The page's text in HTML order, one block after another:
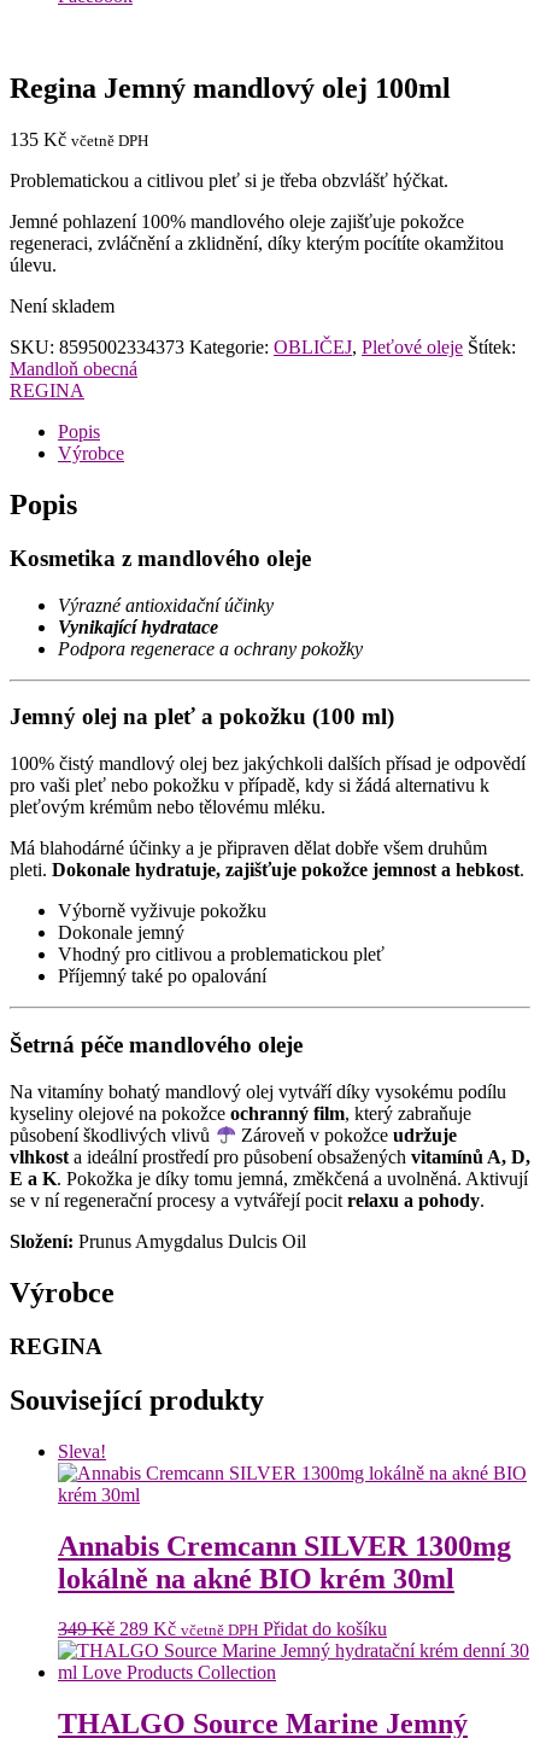
Regina Jemný mandlový olej 100ml
135 Kč včetně DPH
Problematickou a citlivou pleť si je třeba obzvlášť hýčkat.
Jemné pohlazení 100% mandlového oleje zajišťuje pokožce
regeneraci, zvláčnění a zklidnění, díky kterým pocítíte okamžitou
úlevu.
Není skladem
SKU: 8595002334373 Kategorie: OBLIČEJ, Pleťové oleje Štítek:
Mandloň obecná
REGINA
Popis
Výrobce
Popis
Kosmetika z mandlového oleje
Výrazné antioxidační účinky
Vynikající hydratace
Podpora regenerace a ochrany pokožky
Jemný olej na pleť a pokožku (100 ml)
100% čistý mandlový olej bez jakýchkoli dalších přísad je odpovědí
pro vaši pleť nebo pokožku v případě, kdy si žádá alternativu k
pleťovým krémům nebo tělovému mléku.
Má blahodárné účinky a je připraven dělat dobře všem druhům
pleti. Dokonale hydratuje, zajišťuje pokožce jemnost a hebkost.
Výborně vyživuje pokožku
Dokonale jemný
Vhodný pro citlivou a problematickou pleť
Příjemný také po opalování
Šetrná péče mandlového oleje
Na vitamíny bohatý mandlový olej vytváří díky vysokému podílu
kyseliny olejové na pokožce ochranný film, který zabraňuje
působení škodlivých vlivů
Zároveň v pokožceudržuje
vlhkost a ideální prostředí pro působení obsažených vitamínů A, D,
E a K. Pokožka je díky tomu jemná, změkčená a uvolněná. Aktivují
se v ní regenerační procesy a vytvářejí pocit relaxu a pohody.
Složení: Prunus Amygdalus Dulcis Oil
Výrobce
REGINA
Související produkty
Sleva!
Annabis Cremcann SILVER 1300mg
lokálně na akné BIO krém 30ml
349Kč Původní
cena
byla:
289 KčAktuální
cena
je:
včetně DPH Přidat do košíku
THALGO Source Marine Jemný